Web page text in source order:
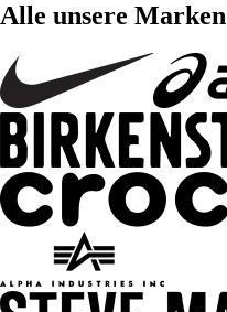
Alle unsere Marken